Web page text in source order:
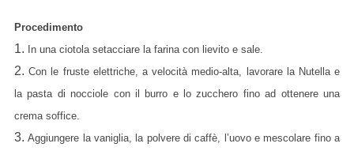
Procedimento
1. In una ciotola setacciare la farina con lievito e sale.
2.Con le fruste elettriche, a velocità medio-alta, lavorare la Nutella e
la pasta di nocciole con il burro e lo zucchero fino ad ottenere una
crema soffice.
3.Aggiungere la vaniglia, la polvere di caffè, l’uovo e mescolare fino a